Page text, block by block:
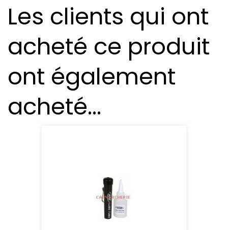
Les clients qui ont
acheté ce produit
ont également
acheté...